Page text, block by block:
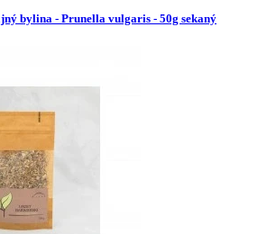
bylina - Prunella vulgaris - 50g sekaný